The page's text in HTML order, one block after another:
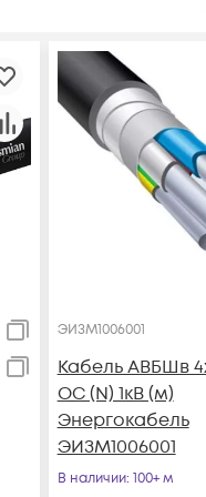
ЭИЗМ1006001
Кабель АВБШв
ОС (N) 1кВ (м)
Энергокабель
ЭИЗМ1006001
В наличии: 100+ м